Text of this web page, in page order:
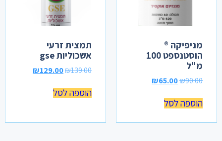
מניפיקה ®
הוסטנספט 100
מ"ל
₪90.00
₪65.00
הוספה לסל
תמצית זרעי
אשכוליות gse
₪139.00
₪129.00
הוספה לסל